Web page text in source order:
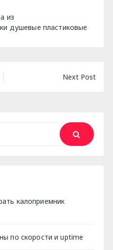
из
душевые пластиковые
Next Post
калоприемник
по скорости и uptime